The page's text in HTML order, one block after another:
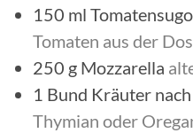
150 ml Tomatensugo
Tomaten aus der
250 g Mozzarella
1 Bund Kräuter
Thymian oder